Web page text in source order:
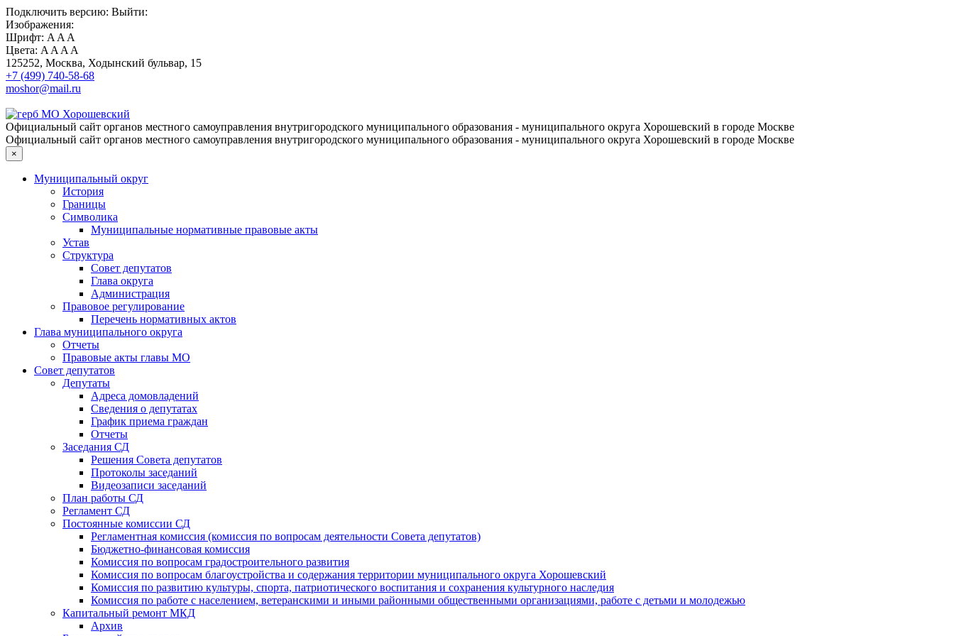
Подключить версию: Выйти:
Изображения:
Шрифт: A A A
Цвета: A A A A
125252, Москва, Ходынский бульвар, 15
+7 (499) 740-58-68
moshor@mail.ru
Официальный сайт органов местного самоуправления внутригородского муниципального образования - муниципального округа Хорошевский в городе Москве
Официальный сайт органов местного самоуправления внутригородского муниципального образования - муниципального округа Хорошевский в городе Москве
×
Муниципальный округ
История
Границы
Символика
Муниципальные нормативные правовые акты
Устав
Структура
Совет депутатов
Глава округа
Администрация
Правовое регулирование
Перечень нормативных актов
Глава муниципального округа
Отчеты
Правовые акты главы МО
Совет депутатов
Депутаты
Адреса домовладений
Сведения о депутатах
График приема граждан
Отчеты
Заседания СД
Решения Совета депутатов
Протоколы заседаний
Видеозаписи заседаний
План работы СД
Регламент СД
Постоянные комиссии СД
Регламентная комиссия (комиссия по вопросам деятельности Совета депутатов)
Бюджетно-финансовая комиссия
Комиссия по вопросам градостроительного развития
Комиссия по вопросам благоустройства и содержания территории муниципального округа Хорошевский
Комиссия по развитию культуры, спорта, патриотического воспитания и сохранения культурного наследия
Комиссия по работе с населением, ветеранскими и иными районными общественными организациями, работе с детьми и молодежью
Капитальный ремонт МКД
Архив